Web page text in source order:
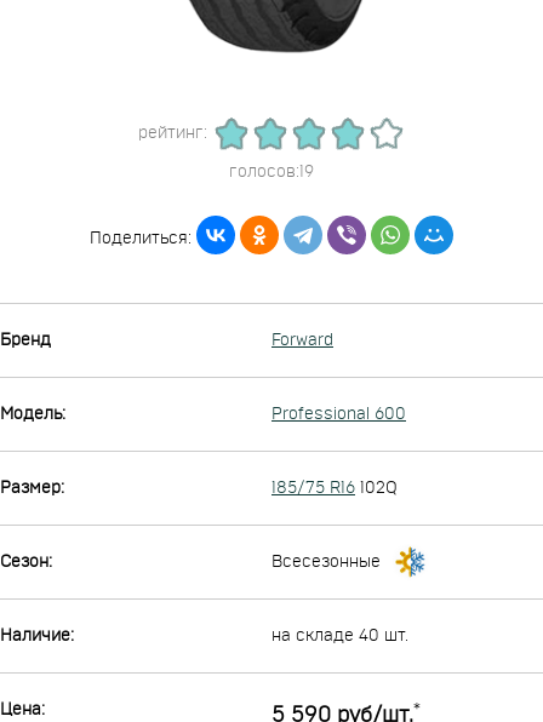
рейтинг:
голосов:19
Поделиться:
Бренд Forward
Модель: Professional 600
Размер: 185/75 R16 102Q
Сезон: Всесезонные
Наличие: на складе 40 шт.
Цена: 5 590 руб/шт.*